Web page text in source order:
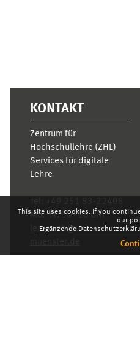
This site uses cookies. If you
our
Ergänzende
KONTAKT
Zentrum für
Hochschullehre (ZHL)
Services für digitale
Lehre
Mo.- Fr. 10–16 Uhr
learnweb@uni-